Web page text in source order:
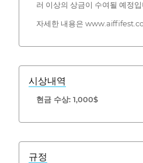
러 이상의 상금이 수여될 예정입
자세한 내용은
시상내역
현금 수상: 1,000$
규정